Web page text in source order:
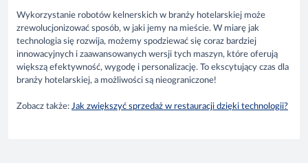
Wykorzystanie robotów kelnerskich w branży hotelarskiej może
zrewolucjonizować sposób, w jaki jemy na mieście. W miarę jak
technologia się rozwija, możemy spodziewać się coraz bardziej
innowacyjnych i zaawansowanych wersji tych maszyn, które oferują
większą efektywność, wygodę i personalizację. To ekscytujący czas dla
branży hotelarskiej, a możliwości są nieograniczone!
Zobacz także: Jak zwiększyć sprzedaż w restauracji dzięki technologii?